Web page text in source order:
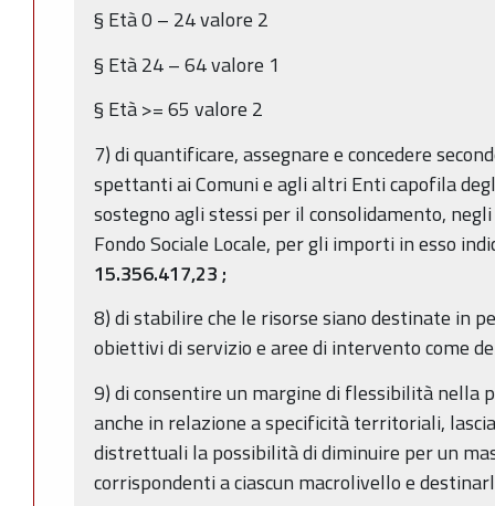
§ Età 0 – 24 valore 2
§ Età 24 – 64 valore 1
§ Età >= 65 valore 2
7) di quantificare, assegnare e concedere
spettanti ai Comuni e agli altri Enti capofila
sostegno agli stessi per il consolidamento,
Fondo Sociale Locale, per gli importi in esso
15.356.417,23;
8) di stabilire che le risorse siano destinate in
obiettivi di servizio e aree di intervento come
9) di consentire un margine di flessibilità nella
anche in relazione a specificità territoriali,
distrettuali la possibilità di diminuire per un
corrispondenti a ciascun macrolivello e